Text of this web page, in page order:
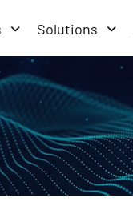
Solutions